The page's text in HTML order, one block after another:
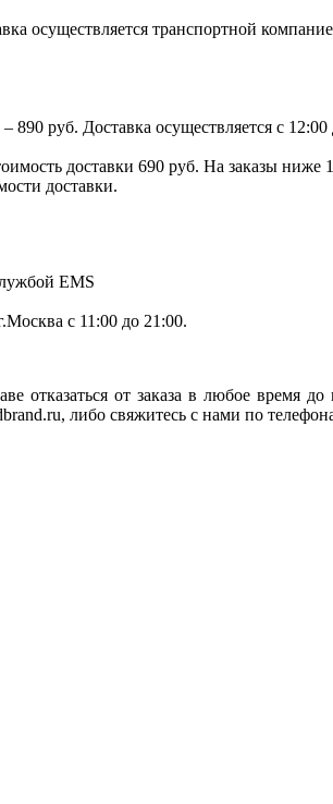
транспортной
руб. Доставка осуществляется с 12:00
доставки 690 руб. На заказы
доставки.
EMS
с 11:00 до 21:00.
отказаться от заказа в любое
либо свяжитесь с нами по